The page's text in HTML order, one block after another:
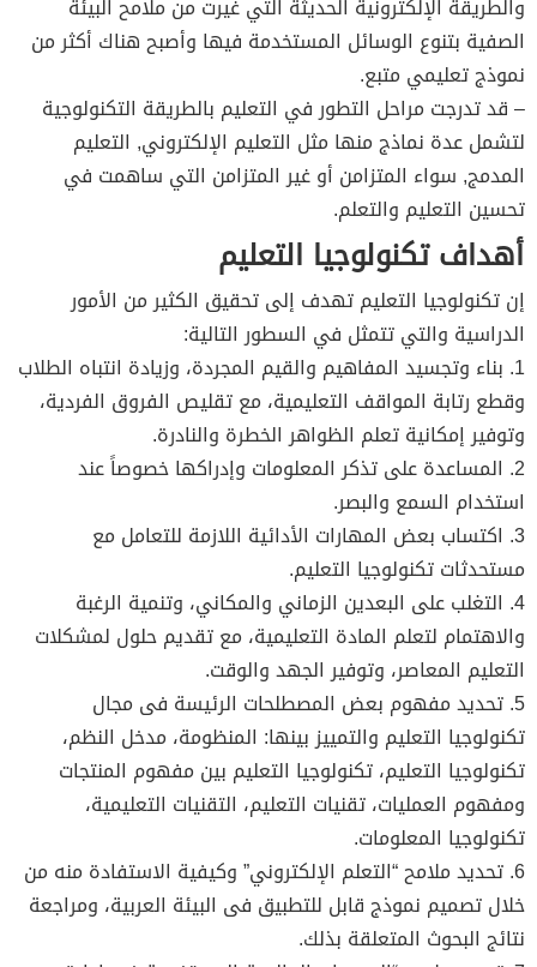
والطريقة الإلكترونية الحديثة التي غيرت من ملامح البيئة
الصفية بتنوع الوسائل المستخدمة فيها وأصبح هناك أكثر من
نموذج تعليمي متبع.
– قد تدرجت مراحل التطور في التعليم بالطريقة التكنولوجية
لتشمل عدة نماذج منها مثل التعليم الإلكتروني, التعليم
المدمج, سواء المتزامن أو غير المتزامن التي ساهمت في
تحسين التعليم والتعلم.
أهداف تكنولوجيا التعليم
إن تكنولوجيا التعليم تهدف إلى تحقيق الكثير من الأمور
الدراسية والتي تتمثل في السطور التالية:
1. بناء وتجسيد المفاهيم والقيم المجردة، وزيادة انتباه الطلاب
وقطع رتابة المواقف التعليمية، مع تقليص الفروق الفردية،
وتوفير إمكانية تعلم الظواهر الخطرة والنادرة.
2. المساعدة على تذكر المعلومات وإدراكها خصوصاً عند
استخدام السمع والبصر.
3. اكتساب بعض المهارات الأدائية اللازمة للتعامل مع
مستحدثات تكنولوجيا التعليم.
4. التغلب على البعدين الزماني والمكاني، وتنمية الرغبة
والاهتمام لتعلم المادة التعليمية، مع تقديم حلول لمشكلات
التعليم المعاصر، وتوفير الجهد والوقت.
5. تحديد مفهوم بعض المصطلحات الرئيسة فى مجال
تكنولوجيا التعليم والتمييز بينها: المنظومة، مدخل النظم،
تكنولوجيا التعليم، تكنولوجيا التعليم بين مفهوم المنتجات
ومفهوم العمليات، تقنيات التعليم، التقنيات التعليمية،
تكنولوجيا المعلومات.
6. تحديد ملامح “التعلم الإلكتروني” وكيفية الاستفادة منه من
خلال تصميم نموذج قابل للتطبيق فى البيئة العربية، ومراجعة
نتائج البحوث المتعلقة بذلك.